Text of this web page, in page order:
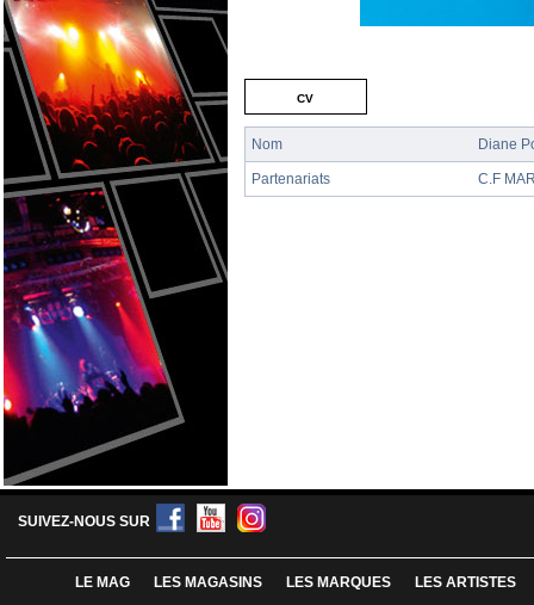
cv
Nom Diane
Partenariats C.F
SUIVEZ-NOUS SUR
LE MAG LES MAGASINS LES MARQUES LES ARTISTES